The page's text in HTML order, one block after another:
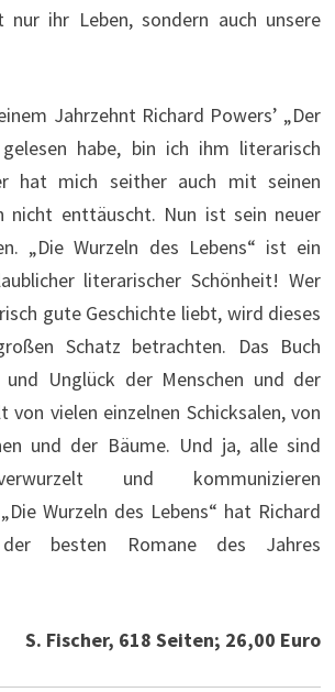
nur ihr Leben, sondern auch unsere
Jahrzehnt Richard Powers’ „Der
habe, bin ich ihm literarisch
hat mich seither auch mit seinen
nicht enttäuscht. Nun ist sein neuer
„Die Wurzeln des Lebens“ ist ein
literarischer Schönheit! Wer
gute Geschichte liebt, wird dieses
Schatz betrachten. Das Buch
Unglück der Menschen und der
von vielen einzelnen Schicksalen, von
und der Bäume. Und ja, alle sind
und kommunizieren
Wurzeln des Lebens“ hat Richard
besten Romane des Jahres
S. Fischer, 618 Seiten; 26,00 Euro